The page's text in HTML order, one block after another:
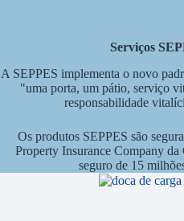
Serviços
A SEPPES implementa o novo
"uma porta, um pátio, serviço
responsabilidade
Os produtos SEPPES são
Property Insurance Company
seguro de 15